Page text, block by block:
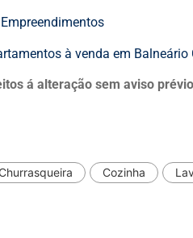
à venda em Balneário
á alteração sem aviso
Churrasqueira Cozinha